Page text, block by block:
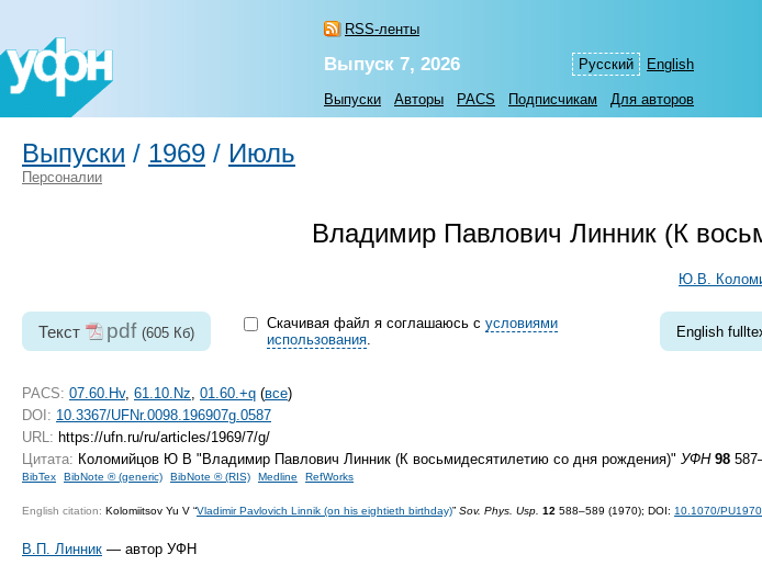
RSS-ленты
Русский English
Выпуск 7, 2026
Выпуски Авторы PACS Подписчикам Для авторов
Выпуски / 1969 / Июль
Персоналии
Владимир Павлович Линник (К
Ю.В.
Текст pdf (605 Кб)
Скачивая файл я соглашаюсь с условиями
использования.
English
PACS: 07.60.Hv, 61.10.Nz, 01.60.+q (все)
DOI: 10.3367/UFNr.0098.196907g.0587
URL: https://ufn.ru/ru/articles/1969/7/g/
Цитата: Коломийцов Ю В "Владимир Павлович Линник (К восьмидесятилетию со дня рождения)" УФН 98
BibTex BibNote ® (generic) BibNote ® (RIS) Medline RefWorks
English citation: Kolomiitsov Yu V “Vladimir Pavlovich Linnik (on his eightieth birthday)” Sov. Phys. Usp. 12 588–589 (1970); DOI: 10.1070/
В.П. Линник — автор УФН